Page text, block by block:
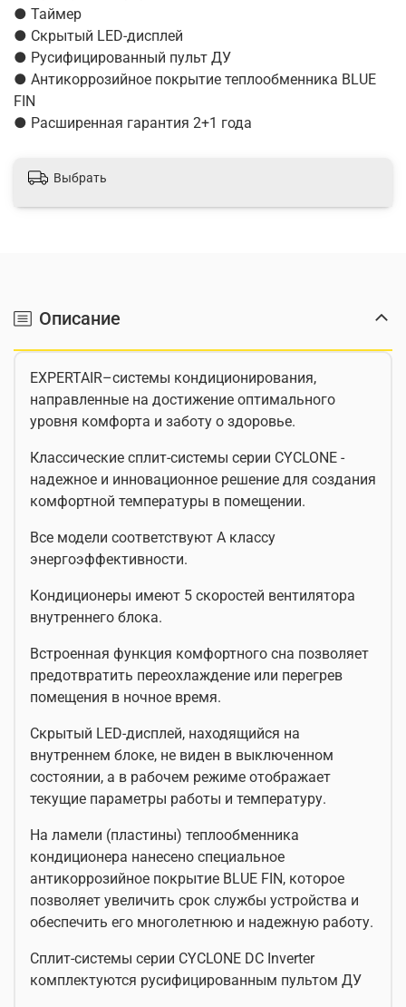
● Таймер
● Скрытый LED-дисплей
● Русифицированный пульт ДУ
● Антикоррозийное покрытие теплообменника BLUE
FIN
● Расширенная гарантия 2+1 года
Выбрать
Описание
EXPERTAIR–системы кондиционирования,
направленные на достижение оптимального
уровня комфорта и заботу о здоровье.
Классические сплит-системы серии CYCLONE -
надежное и инновационное решение для создания
комфортной температуры в помещении.
Все модели соответствуют А классу
энергоэффективности.
Кондиционеры имеют 5 скоростей вентилятора
внутреннего блока.
Встроенная функция комфортного сна позволяет
предотвратить переохлаждение или перегрев
помещения в ночное время.
Скрытый LED-дисплей, находящийся на
внутреннем блоке, не виден в выключенном
состоянии, а в рабочем режиме отображает
текущие параметры работы и температуру.
На ламели (пластины) теплообменника
кондиционера нанесено специальное
антикоррозийное покрытие BLUE FIN, которое
позволяет увеличить срок службы устройства и
обеспечить его многолетнюю и надежную работу.
Сплит-системы серии CYCLONE DC Inverter
комплектуются русифицированным пультом ДУ